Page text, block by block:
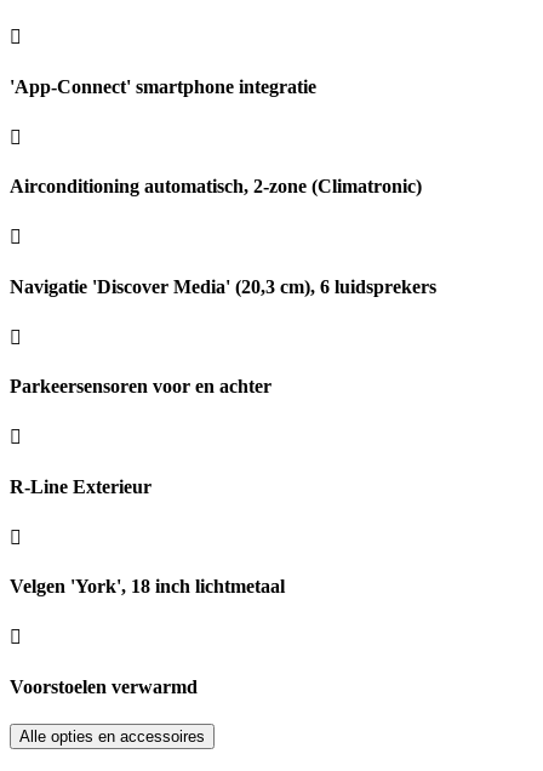
'App-Connect' smartphone integratie
Airconditioning automatisch, 2-zone (Climatronic)
Navigatie 'Discover Media' (20,3 cm), 6 luidsprekers
Parkeersensoren voor en achter
R-Line Exterieur
Velgen 'York', 18 inch lichtmetaal
Voorstoelen verwarmd
Alle opties en accessoires